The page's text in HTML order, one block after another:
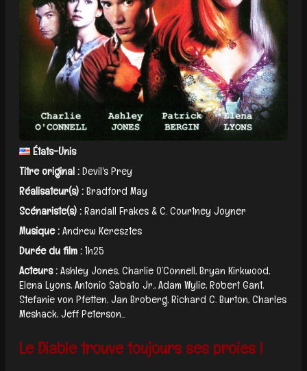
États-Unis
Titre original :Devil's Prey
Réalisateur(s) :Bradford May
Scénariste(s) :Randall Frakes & C. Courtney Joyner
Musique :Andrew Keresztes
Durée du film :1h25
Acteurs :Ashley Jones, Charlie O’Connell, Bryan Kirkwood,
Elena Lyons, Antonio Sabato Jr., Adam Wylie, Robert Gant,
Stefanie von Pfetten, Jan Broberg, Richard C. Burton, Charles
Meshack, Jeff Peterson...
Le Diable trouve toujours ses proies !